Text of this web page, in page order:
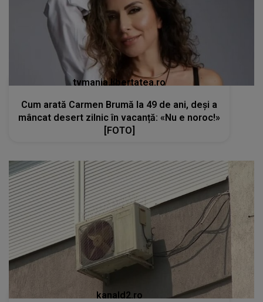
tvmania.libertatea.ro
Cum arată Carmen Brumă la 49 de ani, deși a
mâncat desert zilnic în vacanță: «Nu e noroc!»
[FOTO]
kanald2.ro